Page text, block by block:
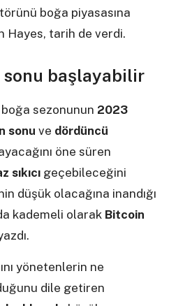
boğa piyasasına
Hayes, tarih de verdi.
sonu başlayabilir
sezonunun 2023
sonu ve dördüncü
öne süren
sıkıcı geçebileceğini
düşük olacağına inandığı
kademeli olarak Bitcoin
yönetenlerin ne
dile getiren